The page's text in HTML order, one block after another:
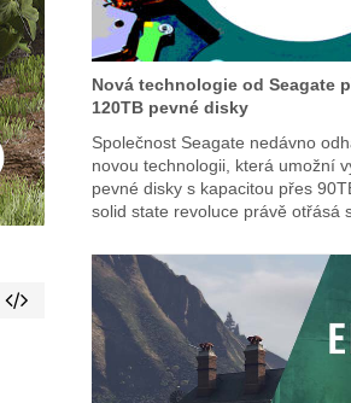
Nová technologie od Seagate
120TB pevné disky
Společnost Seagate nedávno
novou technologii, která umožní
pevné disky s kapacitou přes
solid state revoluce právě otřásá